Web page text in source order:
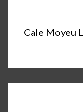
Cale Moyeu